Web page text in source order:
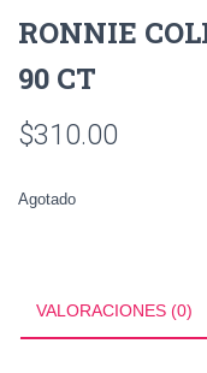
RONNIE
90 CT
$310.00
Agotado
VALORACIONES (0)